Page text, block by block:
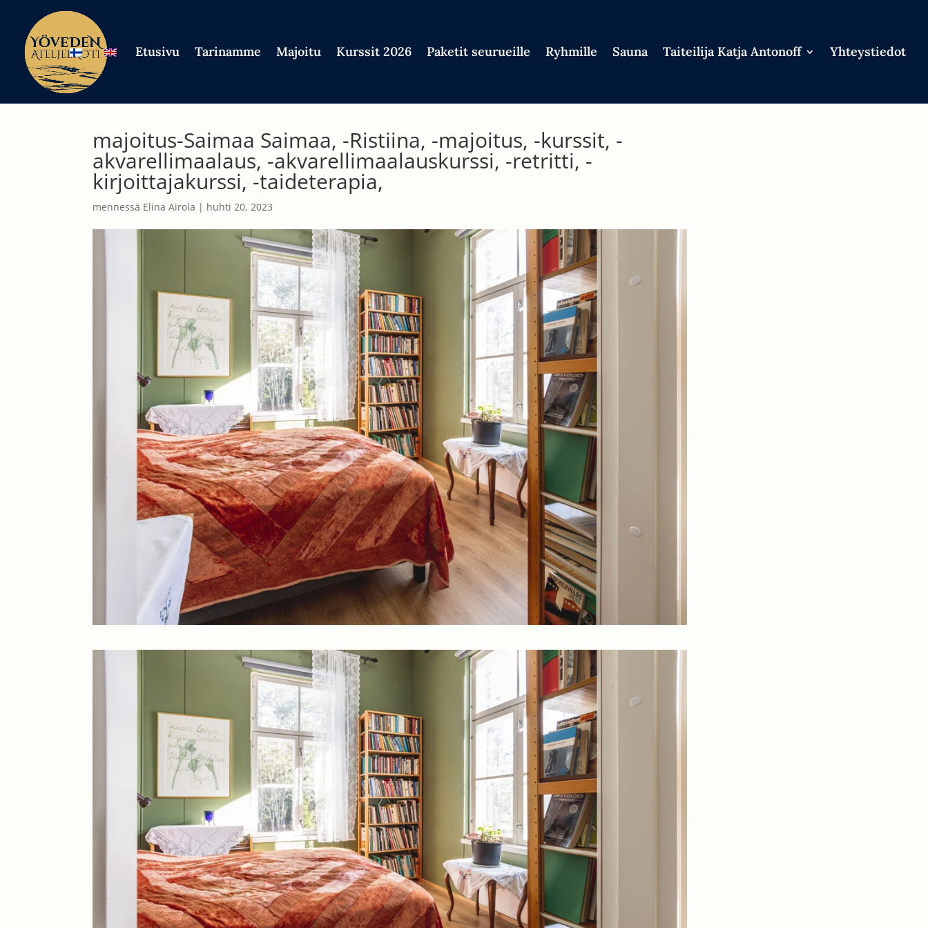
Etusivu Tarinamme Majoitu Kurssit 2026 Paketit seurueille Ryhmille Sauna Taiteilija Katja Antonoff Yhteystiedot
majoitus-Saimaa Saimaa, -Ristiina, -majoitus, -kurssit, -
akvarellimaalaus, -akvarellimaalauskurssi, -retritti, -
kirjoittajakurssi, -taideterapia,
mennessä Elina Airola | huhti 20, 2023